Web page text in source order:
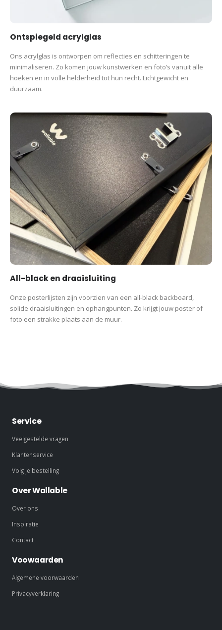
Ontspiegeld acrylglas
Ons acrylglas is ontworpen om reflecties en schitteringen te
minimaliseren. Zo komen jouw kunstwerken en foto’s vanuit alle
hoeken en in volle helderheid tot hun recht. Lichtgewicht en
duurzaam.
All-black en draaisluiting
Onze posterlijsten zijn voorzien van een all-black backboard,
solide draaisluitingen en ophangpunten. Zo krijgt jouw poster of
foto een strakke plaats aan de muur.
Service
Veelgestelde vragen
Klantenservice
Volg je bestelling
Over Wallable
Over ons
Inspiratie
Contact
Voowaarden
Algemene voorwaarden
Privacyverklaring